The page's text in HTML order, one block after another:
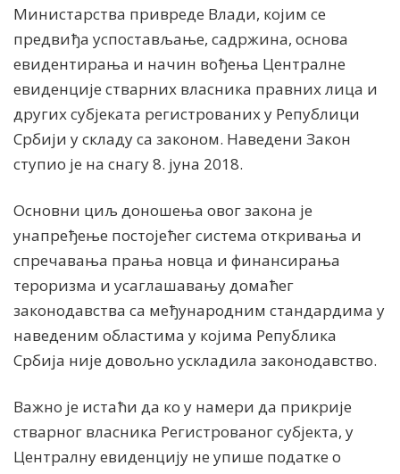
Министарства привреде Влади, којим се
предвиђа успостављање, садржина, основа
евидентирања и начин вођења Централне
евиденције стварних власника правних лица и
других субјеката регистрованих у Републици
Србији у складу са законом. Наведени Закон
ступио је на снагу 8. јуна 2018.
Основни циљ доношења овог закона је
унапређење постојећег система откривања и
спречавања прања новца и финансирања
тероризма и усаглашавању домаћег
законодавства са међународним стандардима у
наведеним областима у којима Република
Србија није довољно ускладила законодавство.
Важно је истаћи да ко у намери да прикрије
стварног власника Регистрованог субјекта, у
Централну евиденцију не упише податке о